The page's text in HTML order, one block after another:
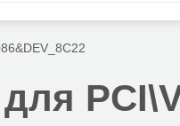
&DEV_8C22